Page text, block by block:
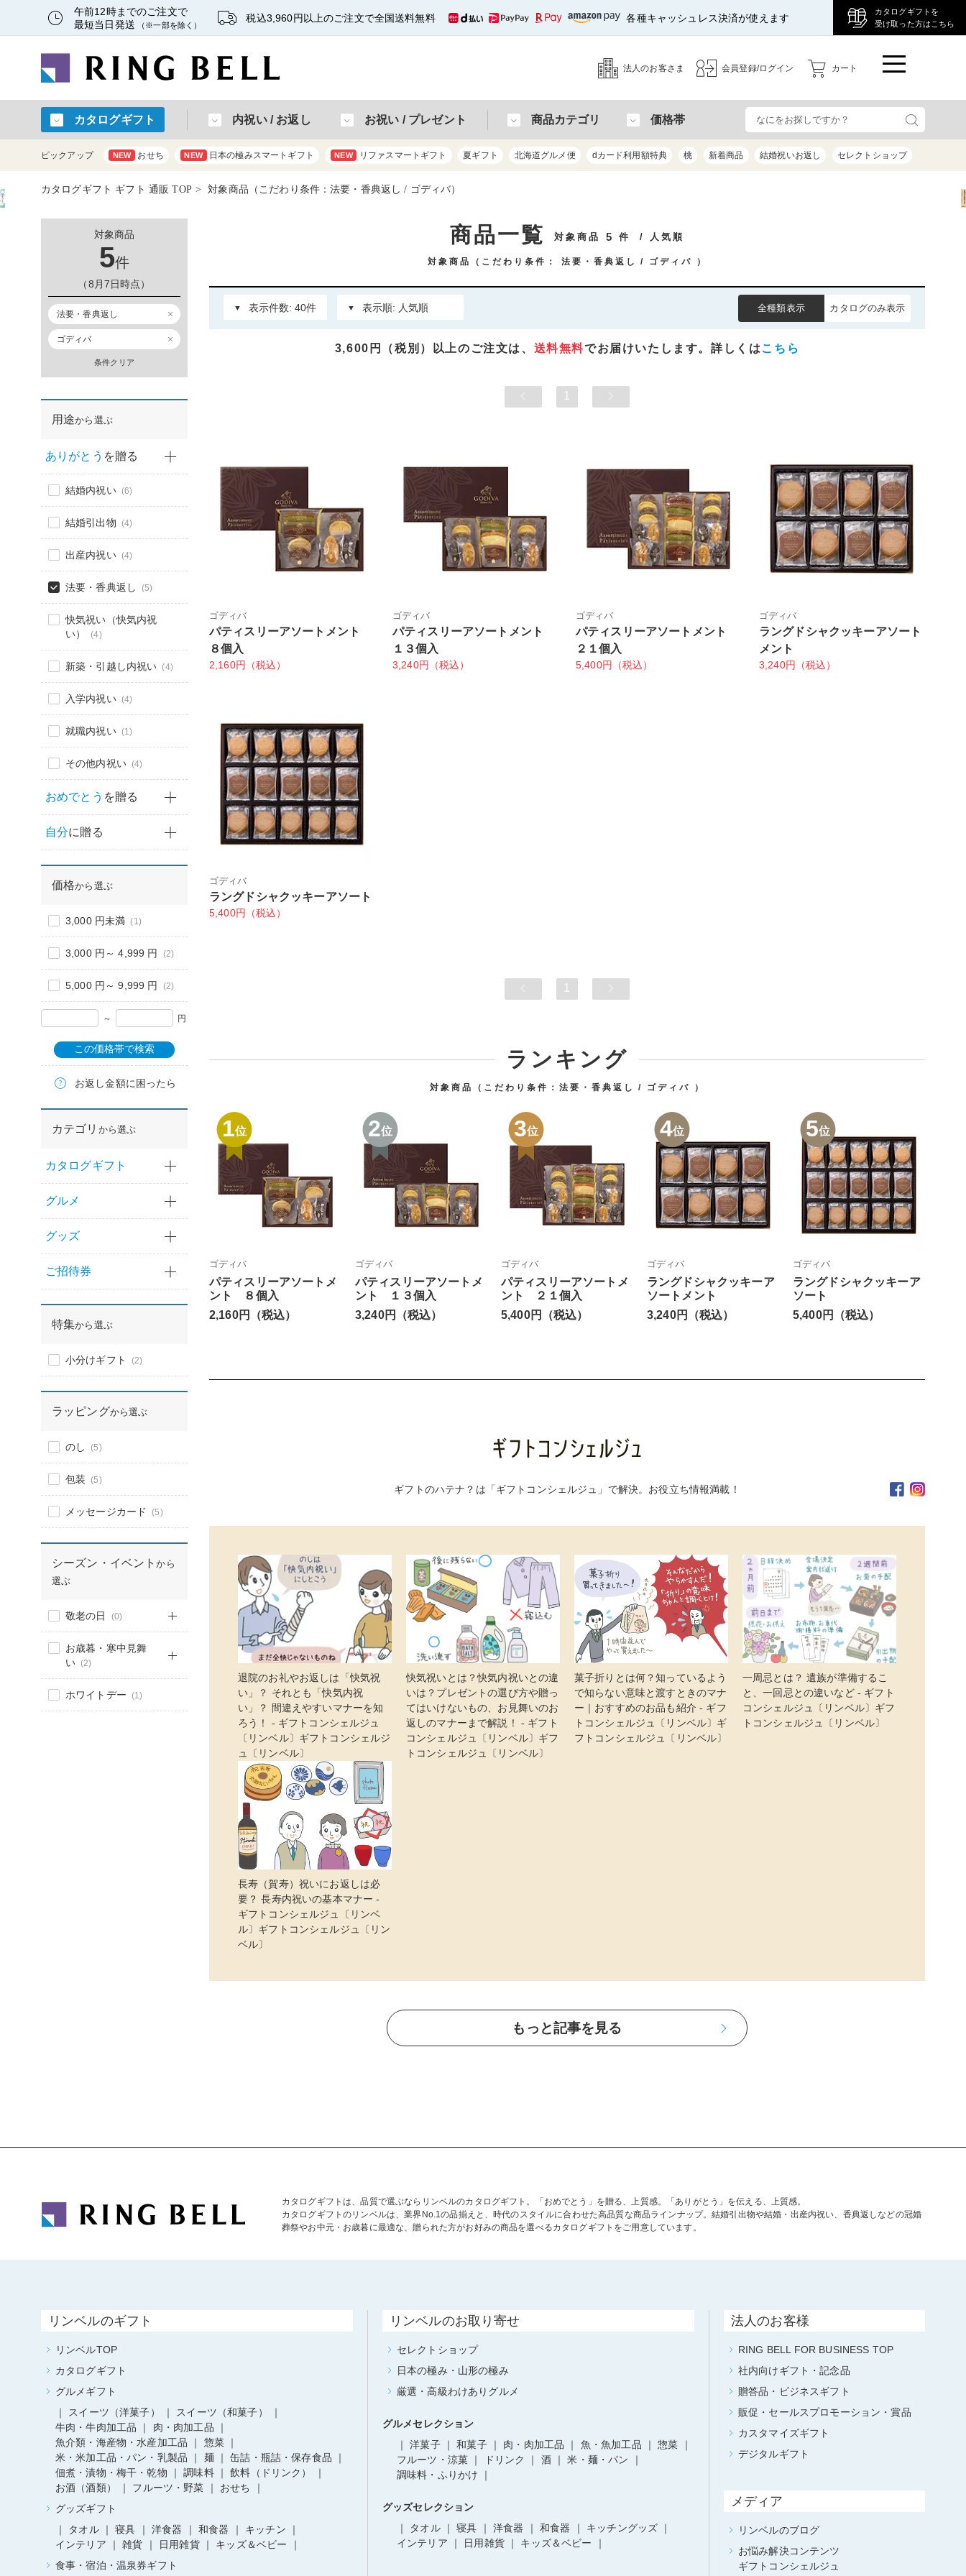
午前12時までのご注文で
最短当日発送
（※一部を除く）
税込3,960円以上のご注文で全国送料無料 各種キャッシュレス決済が使えます
カタログギフトを
受け取った方はこちら
法人のお客さま 会員登録/ログイン カート
カタログギフト 内祝い / お返し お祝い / プレゼント 商品カテゴリ 価格帯
ピックアップ NEW おせち NEW 日本の極みスマートギフト NEW リファスマートギフト 夏ギフト 北海道グルメ便 dカード利用額特典 桃 新着商品 結婚祝いお返し セレクトショップ
カタログギフト ギフト 通販 TOP 対象商品（こだわり条件：法要・香典返し / ゴディバ）
対象商品
5件
（8月7日時点）
法要・香典返し
ゴディバ
条件クリア
用途から選ぶ
ありがとう を贈る
結婚内祝い (6)
結婚引出物 (4)
出産内祝い (4)
法要・香典返し (5)
快気祝い（快気内祝
い）
(4)
新築・引越し内祝い (4)
入学内祝い (4)
就職内祝い (1)
その他内祝い (4)
おめでとう を贈る
自分に贈る
価格から選ぶ
3,000 円未満 (1)
3,000 円～ 4,999 円 (2)
5,000 円～ 9,999 円 (2)
～ 円
この価格帯で検索
お返し金額に困ったら
カテゴリ から選ぶ
カタログギフト
グルメ
グッズ
ご招待券
特集から選ぶ
小分けギフト (2)
ラッピングから選ぶ
のし (5)
包装 (5)
メッセージカード (5)
シーズン・イベントから
選ぶ
敬老の日 (0)
お歳暮・寒中見舞
い (2)
ホワイトデー (1)
商品一覧 対象商品 5 件 / 人気順
対象商品（こだわり条件： 法要・香典返し ゴディバ ）
全種類表示 カタログのみ表示
3,600円（税別）以上のご注文は、 送料無料でお届けいたします。詳しくはこちら
1
ゴディバ
パティスリーアソートメント
８個入
2,160円（税込）
ゴディバ
パティスリーアソートメント
１３個入
3,240円（税込）
ゴディバ
パティスリーアソートメント
２１個入
5,400円（税込）
ゴディバ
ラングドシャクッキーアソート
メント
3,240円（税込）
ゴディバ
ラングドシャクッキーアソート
5,400円（税込）
1
ランキング
対象商品（こだわり条件： 法要・香典返し ゴディバ ）
1位
ゴディバ
パティスリーアソートメ
ント ８個入
2,160円（税込）
2位
ゴディバ
パティスリーアソートメ
ント １３個入
3,240円（税込）
3位
ゴディバ
パティスリーアソートメ
ント ２１個入
5,400円（税込）
4位
ゴディバ
ラングドシャクッキーア
ソートメント
3,240円（税込）
5位
ゴディバ
ラングドシャクッキーア
ソート
5,400円（税込）
ギフトのハテナ？は「ギフトコンシェルジュ」で解決。お役立ち情報満載！
退院のお礼やお返しは「快気祝
い」？ それとも「快気内祝
い」？ 間違えやすいマナーを知
ろう！ - ギフトコンシェルジュ
〔リンベル〕ギフトコンシェルジ
ュ〔リンベル〕
快気祝いとは？快気内祝いとの違
いは？プレゼントの選び方や贈っ
てはいけないもの、お見舞いのお
返しのマナーまで解説！ - ギフト
コンシェルジュ〔リンベル〕ギフ
トコンシェルジュ〔リンベル〕
菓子折りとは何？知っているよう
で知らない意味と渡すときのマナ
ー｜おすすめのお品も紹介 - ギフ
トコンシェルジュ〔リンベル〕ギ
フトコンシェルジュ〔リンベル〕
一周忌とは？ 遺族が準備するこ
と、一回忌との違いなど - ギフト
コンシェルジュ〔リンベル〕ギフ
トコンシェルジュ〔リンベル〕
長寿（賀寿）祝いにお返しは必
要？ 長寿内祝いの基本マナー -
ギフトコンシェルジュ〔リンベ
ル〕ギフトコンシェルジュ〔リン
ベル〕
もっと記事を見る
カタログギフトは、品質で選ぶならリンベルのカタログギフト。「おめでとう」を贈る、上質感。「ありがとう」を伝える、上質感。
カタログギフトのリンベルは、業界No.1の品揃えと、時代のスタイルに合わせた高品質な商品ラインナップ。結婚引出物や結婚・出産内祝い、香典返しなどの冠婚
葬祭やお中元・お歳暮に最適な、贈られた方がお好みの商品を選べるカタログギフトをご用意しています。
リンベルのギフト
リンベルTOP
カタログギフト
グルメギフト
スイーツ（洋菓子）
スイーツ（和菓子）
牛肉・牛肉加工品
肉・肉加工品
魚介類・海産物・水産加工品
惣菜
米・米加工品・パン・乳製品
麺
缶詰・瓶詰・保存食品
佃煮・漬物・梅干・乾物
調味料
飲料（ドリンク）
お酒（酒類）
フルーツ・野菜
おせち
グッズギフト
タオル
寝具 洋食器 和食器
キッチン
インテリア
雑貨 日用雑貨
キッズ＆ベビー
食事・宿泊・温泉券ギフト
リンベルのお取り寄せ
セレクトショップ
日本の極み・山形の極み
厳選・高級わけありグルメ
グルメセレクション
洋菓子
和菓子 肉・肉加工品 魚・魚加工品
惣菜
フルーツ・涼菓
ドリンク 酒
米・麺・パン
調味料・ふりかけ
グッズセレクション
タオル
寝具 洋食器 和食器
キッチングッズ
インテリア
日用雑貨 キッズ＆ベビー
法人のお客様
RING BELL FOR BUSINESS TOP
社内向けギフト・記念品
贈答品・ビジネスギフト
販促・セールスプロモーション・賞品
カスタマイズギフト
デジタルギフト
メディア
リンベルのブログ
お悩み解決コンテンツ
ギフトコンシェルジュ